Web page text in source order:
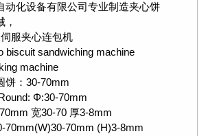
动化设备有限公司专业制造夹心饼
，
服夹心连包机
biscuit sandwiching machine
machine
饼：30-70mm
Φ:30-70mm
宽30-70 厚3-8mm
70mm(W)30-70mm (H)3-8mm